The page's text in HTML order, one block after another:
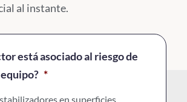
al instante.
está asociado al riesgo de
*
en superficies